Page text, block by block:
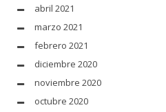
abril 2021
marzo 2021
febrero 2021
diciembre 2020
noviembre 2020
octubre 2020